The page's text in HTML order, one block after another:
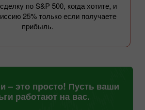
по S&P 500, когда хотите, и
25% только если получаете
прибыль.
– это просто! Пусть ваши
работают на вас.